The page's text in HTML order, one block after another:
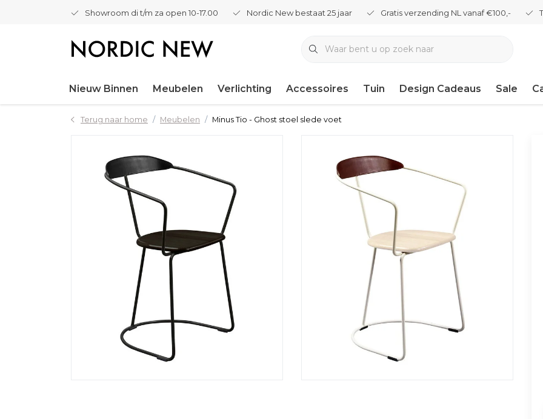
Showroom di t/m za open 10-17.00 Nordic New bestaat 25 jaar Gratis verzending NL vanaf €100,-
Nieuw Binnen Meubelen Verlichting Accessoires Tuin Design Cadeaus Sale
Terug naar home Meubelen Minus Tio - Ghost stoel slede voet